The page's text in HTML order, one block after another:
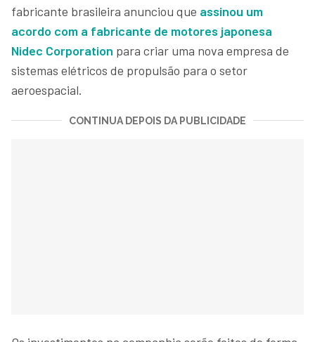
fabricante brasileira anunciou que assinou um
acordo com a fabricante de motores japonesa
Nidec Corporation para criar uma nova empresa de
sistemas elétricos de propulsão para o setor
aeroespacial.
CONTINUA DEPOIS DA PUBLICIDADE